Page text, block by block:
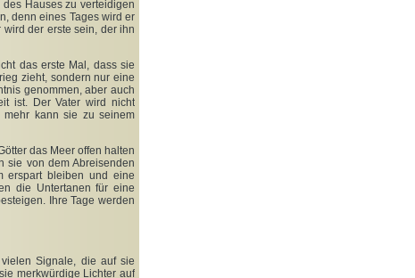
Hauses zu verteidigen
denn eines Tages wird er
der erste sein, der ihn
das erste Mal, dass sie
zieht, sondern nur eine
genommen, aber auch
ist. Der Vater wird nicht
mehr kann sie zu seinem
das Meer offen halten
sie von dem Abreisenden
erspart bleiben und eine
die Untertanen für eine
Ihre Tage werden
Signale, die auf sie
merkwürdige Lichter auf